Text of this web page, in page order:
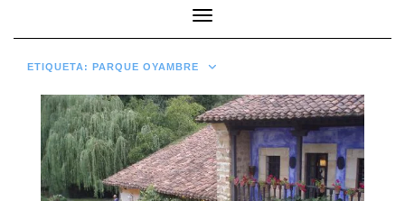
Cambiar modo de navegación
ETIQUETA: PARQUE OYAMBRE